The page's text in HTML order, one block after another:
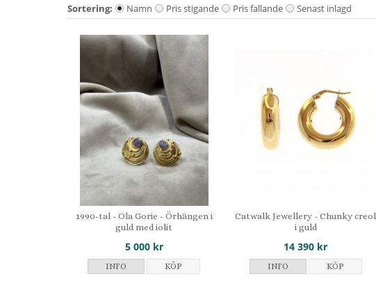
Sortering: Namn Pris stigande Pris fallande Senast inlagd
1990-tal - Ola Gorie - Örhängen i
guld med iolit
5 000 kr
INFO KÖP
Catwalk Jewellery - Chunky creol
i guld
14 390 kr
INFO KÖP